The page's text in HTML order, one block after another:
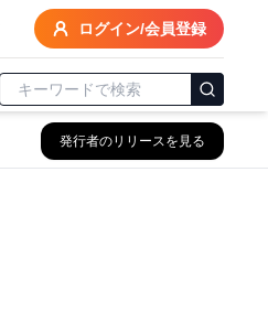
ログイン/会員登録
発行者のリリースを見る